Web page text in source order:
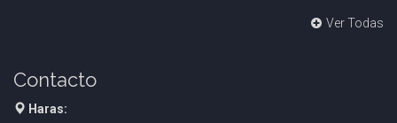
Ver Todas
Contacto
Haras: